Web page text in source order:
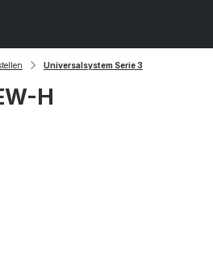
Universalsystem Serie 3
H